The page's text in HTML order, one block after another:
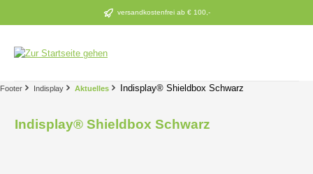
Zum Hauptinhalt springen versandkostenfrei ab € 100,-
Footer Indisplay Aktuelles Indisplay® Shieldbox Schwarz
Indisplay® Shieldbox Schwarz